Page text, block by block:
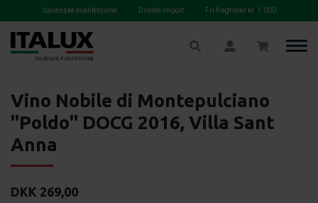
Italienske kvalitetsvine Direkte import Fri fragt over kr. 1.000
Vino Nobile di Montepulciano
"Poldo" DOCG 2016, Villa Sant
Anna
DKK 269,00
Alle regioner
Abruzzo
Friuli
Piemonte